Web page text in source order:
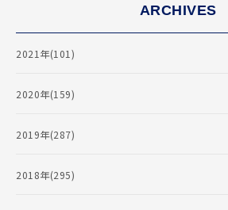
ARCHIVES
2021年(101)
2020年(159)
2019年(287)
2018年(295)